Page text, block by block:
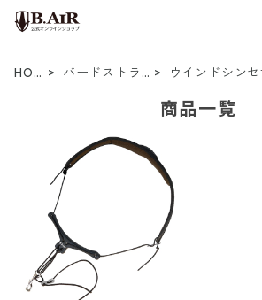
HOM
バードストラ
ウインドシンセ
商品一覧